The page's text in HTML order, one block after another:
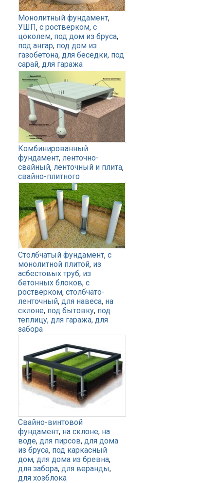
Монолитный фундамент,
УШП, с ростверком, с
цоколем, под дом из бруса,
под ангар, под дом из
газобетона, для беседки, под
сарай, для гаража
Комбинированный
фундамент, ленточно-
свайный, ленточный и плита,
свайно-плитного
Столбчатый фундамент, с
монолитной плитой, из
асбестовых труб, из
бетонных блоков, с
ростверком, столбчато-
ленточный, для навеса, на
склоне, под бытовку, под
теплицу, для гаража, для
забора
Свайно-винтовой
фундамент, на склоне, на
воде, для пирсов, для дома
из бруса, под каркасный
дом, для дома из бревна,
для забора, для веранды,
для хозблока